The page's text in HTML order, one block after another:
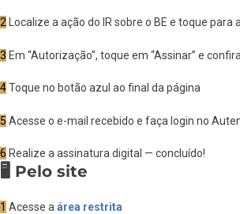
2 Localize a ação do IR sobre o BE e toque para
3 Em “Autorização”, toque em “Assinar” e
4Toque no botão azul ao final da página
5 Acesse o e-mail recebido e faça login no
6 Realize a assinatura digital — concluído!
🖥️ Pelo site
1 Acesse a área restrita